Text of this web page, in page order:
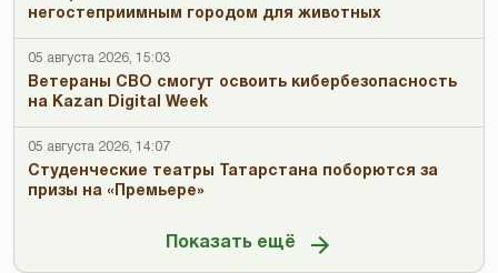
негостеприимным городом для животных
05 августа 2026, 15:03
Ветераны СВО смогут освоить кибербезопасность
на Kazan Digital Week
05 августа 2026, 14:07
Студенческие театры Татарстана поборются за
призы на «Премьере»
Показать ещё